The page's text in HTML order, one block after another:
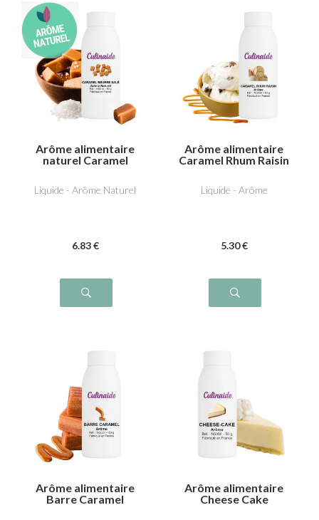
Arôme alimentaire
naturel Caramel
Liquide - Arôme Naturel
6.83 €
Arôme alimentaire
Caramel Rhum Raisin
Liquide - Arôme
5.30 €
Arôme alimentaire
Barre Caramel
Arôme alimentaire
Cheese Cake